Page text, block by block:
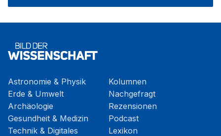
Astronomie & Physik
Erde & Umwelt
Archäologie
Gesundheit & Medizin
Technik & Digitales
Kolumnen
Nachgefragt
Rezensionen
Podcast
Lexikon